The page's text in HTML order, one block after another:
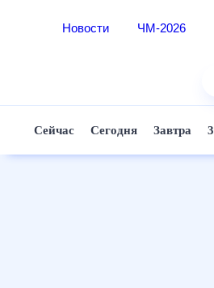
Новости ЧМ-2026
Сейчас Сегодня Завтра